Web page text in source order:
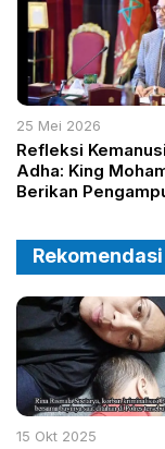
25 Mei 2026
Refleksi
Adha: King
Berikan
15 Okt 2025